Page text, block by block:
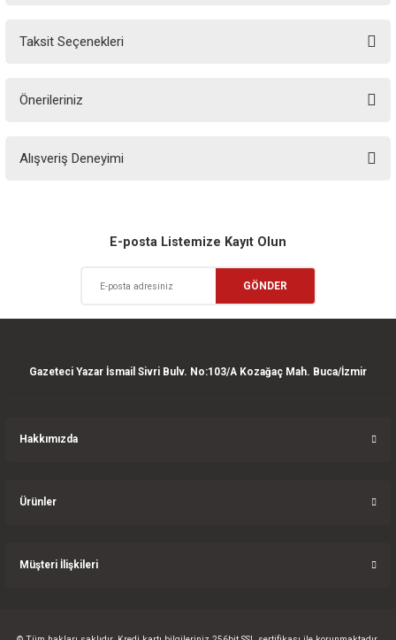
Taksit Seçenekleri
Önerileriniz
yetersiz gördüğünüz noktaları öneri formunu kullanarak tarafımıza
Ürün resmi kalitesiz, bozuk veya görüntülenemiyor.
Ürün açıklamasında eksik bilgiler bulunuyor.
Ürün bilgilerinde hatalar bulunuyor.
Ürün fiyatı diğer sitelerden daha pahalı.
Alışveriş Deneyimi
Deneyimini Paylaş
E-posta Listemize Kayıt Olun
GÖNDER
Gazeteci Yazar İsmail Sivri Bulv. No:103/A Kozağaç Mah. Buca/İzmir
Hakkımızda
Ürünler
Müşteri İlişkileri